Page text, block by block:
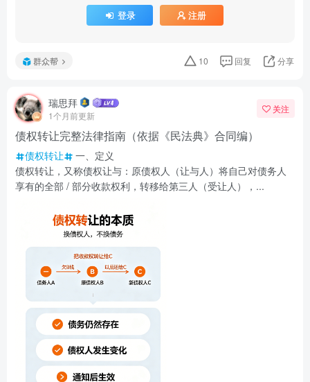
登录 注册
群众帮 10 回复 分享
瑞思拜
1个月前更新
关注
债权转让完整法律指南（依据《民法典》合同编）
债权转让
一、定义
债权转让，又称债权让与：原债权人（让与人）将自己对债务人
享有的全部 / 部分收款权利，转移给第三人（受让人），...